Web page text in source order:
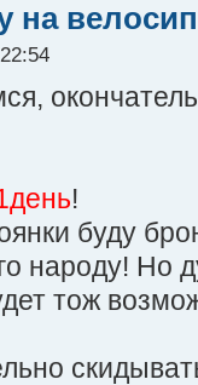
на
!
буду
народу! Но
тож